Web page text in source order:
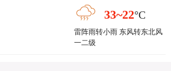
33~22°C
雷阵雨转小雨 东风转东北风
一二级